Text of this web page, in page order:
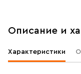
Описание и
Характеристики